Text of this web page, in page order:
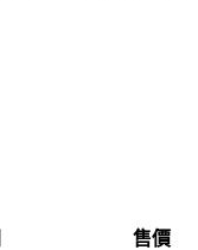
售價